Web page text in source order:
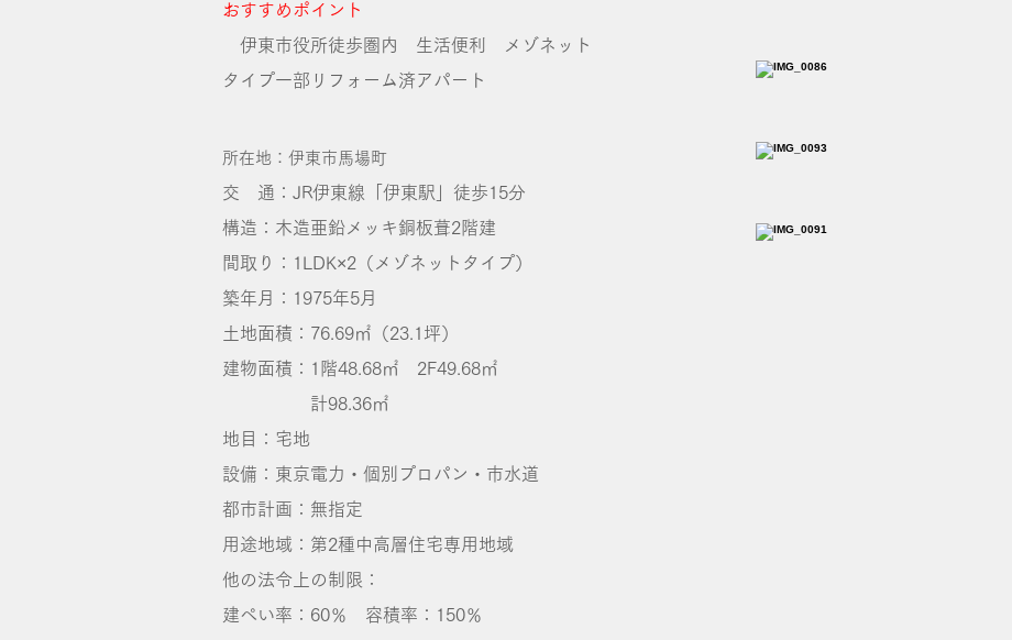
おすすめポイント
伊東市役所徒歩圏内 生活便利 メゾネット
タイプ一部リフォーム済アパート
所在地：伊東市馬場町
交 通：JR伊東線「伊東駅」徒歩15分
構造：木造亜鉛メッキ銅板葺2階建
間取り：1LDK×2（メゾネットタイプ）
築年月：1975年5月
土地面積：76.69㎡（23.1坪）
建物面積：1階48.68㎡ 2F49.68㎡
計98.36㎡
地目：宅地
設備：東京電力・個別プロパン・市水道
都市計画：無指定
​用途地域：第2種中高層住宅専用地域
他の法令上の制限：
建ぺい率：60％ 容積率：150％